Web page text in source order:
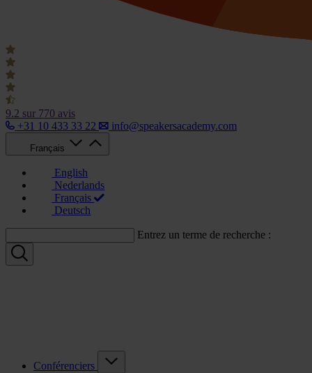
9.2 sur 770 avis
+31 10 433 33 22
info@speakersacademy.com
Français
English
Nederlands
Français
Deutsch
Entrez un terme de recherche :
Conférenciers